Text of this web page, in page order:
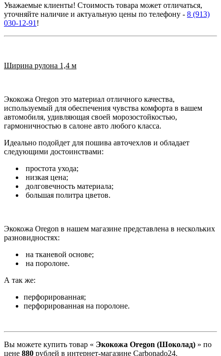
Уважаемые клиенты! Стоимость товара может отличаться,
уточняйте наличие и актуальную цены по телефону - 8 (913)
030-12-91 !
Ширина рулона 1,4 м
Экокожа Oregon это материал отличного качества,
используемый для обеспечения чувства комфорта в вашем
автомобиля, удивляющая своей морозостойкостью,
гармоничностью в салоне авто любого класса.
Идеально подойдет для пошива авточехлов и обладает
следующими достоинствами:
простота ухода;
низкая цена;
долговечность материала;
большая политра цветов.
Экокожа Oregon в нашем магазине представлена в нескольких
разновидностях:
на тканевой основе;
на поролоне.
А так же:
перфорированная;
перфорированная на поролоне.
Вы можете купить товар « Экокожа Oregon (Шоколад) » по
цене 880 рублей в интернет-магазине Carbonado24.